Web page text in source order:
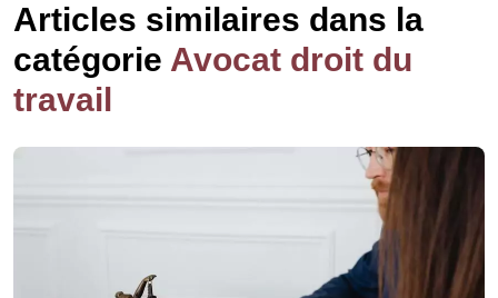
Articles similaires dans la
catégorie Avocat droit du
travail